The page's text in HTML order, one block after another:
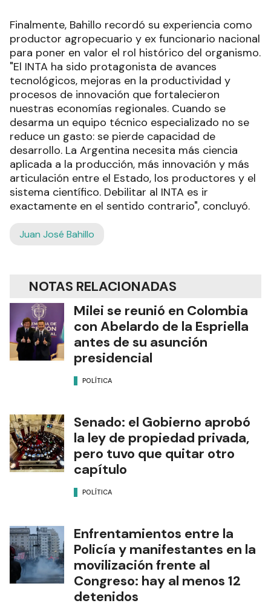
Finalmente, Bahillo recordó su experiencia como
productor agropecuario y ex funcionario nacional
para poner en valor el rol histórico del organismo.
"El INTA ha sido protagonista de avances
tecnológicos, mejoras en la productividad y
procesos de innovación que fortalecieron
nuestras economías regionales. Cuando se
desarma un equipo técnico especializado no se
reduce un gasto: se pierde capacidad de
desarrollo. La Argentina necesita más ciencia
aplicada a la producción, más innovación y más
articulación entre el Estado, los productores y el
sistema científico. Debilitar al INTA es ir
exactamente en el sentido contrario", concluyó.
Juan José Bahillo
NOTAS RELACIONADAS
Milei se reunió en Colombia
con Abelardo de la Espriella
antes de su asunción
presidencial
POLÍTICA
Senado: el Gobierno aprobó
la ley de propiedad privada,
pero tuvo que quitar otro
capítulo
POLÍTICA
Enfrentamientos entre la
Policía y manifestantes en la
movilización frente al
Congreso: hay al menos 12
detenidos